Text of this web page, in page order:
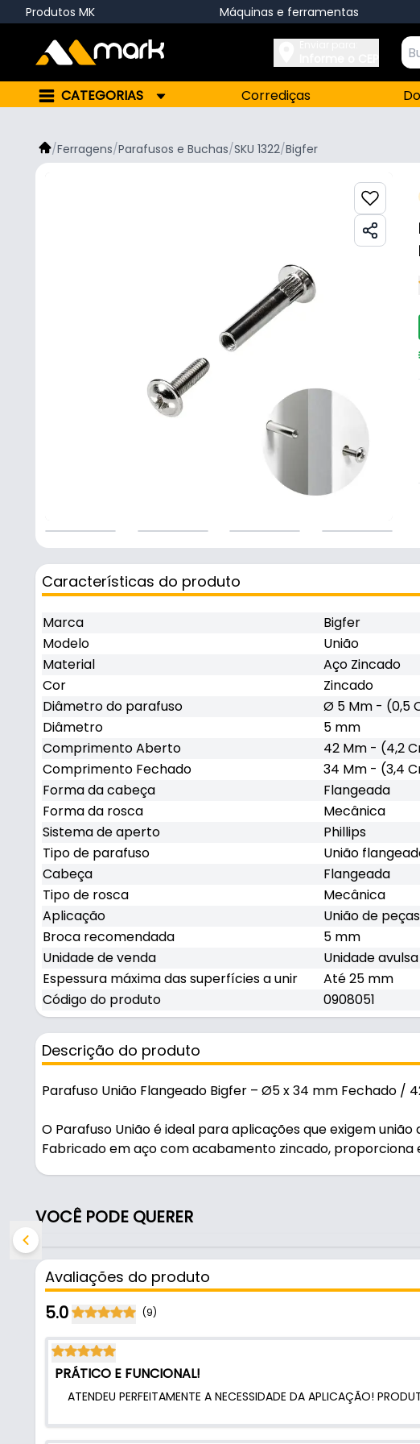
Produtos MK Máquinas e ferramentas
CATEGORIAS Corrediças
/Ferragens/Parafusos e Buchas/SKU 1322/Bigfer
Características do produto
Marca
Bigfer
Modelo
União
Material
Aço Zincado
Cor
Zincado
Diâmetro do parafuso
Ø 5 Mm - (0,5
Diâmetro
5 mm
Comprimento Aberto
42 Mm - (4,2
Comprimento Fechado
34 Mm - (3,4
Forma da cabeça
Flangeada
Forma da rosca
Mecânica
Sistema de aperto
Phillips
Tipo de parafuso
União
Cabeça
Flangeada
Tipo de rosca
Mecânica
Aplicação
União de
Broca recomendada
5 mm
Unidade de venda
Unidade avulsa
Espessura máxima das superfícies a unir
Até 25 mm
Código do produto
0908051
Descrição do produto
Parafuso União Flangeado Bigfer – Ø5 x 34 mm Fechado /
O Parafuso União é ideal para aplicações que exigem
Fabricado em aço com acabamento zincado,
Características:
- Modelo: União
- Material: Aço Zincado
- Cor: Zincado
- Diâmetro do parafuso: Ø 5 Mm - (0,5 Cm)
- Diâmetro: 5 mm
- Comprimento Aberto: 42 Mm - (4,2 Cm)
- Comprimento Fechado: 34 Mm - (3,4 Cm)
- Forma da cabeça: Flangeada
- Forma da rosca: Mecânica
- Sistema de aperto: Phillips
VOCÊ PODE QUERER
Avaliações do produto
5.0 (9)
PRÁTICO E FUNCIONAL!
ATENDEU PERFEITAMENTE A NECESSIDADE DA APLICAÇÃO!